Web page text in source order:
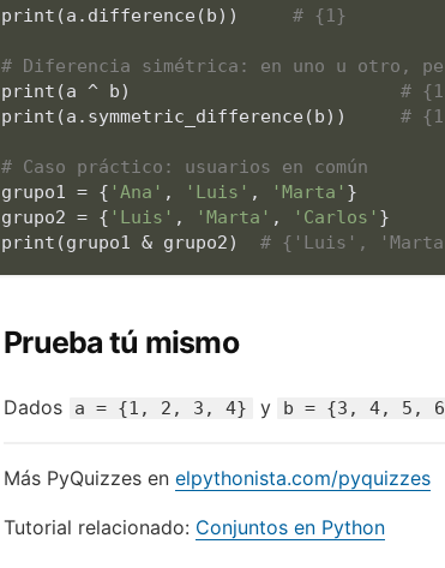
print (a.difference(b)) # {1}
# Diferencia simétrica: en uno u otro,
print (a ^ b) #
print (a.symmetric_difference(b)) #
# Caso práctico: usuarios en común
grupo1 = { 'Ana' , 'Luis' , 'Marta' }
grupo2 = { 'Luis' , 'Marta' , 'Carlos'
print (grupo1 & grupo2) # {'Luis',
Prueba tú mismo
Dados a = {1, 2, 3, 4} y b = {3, 4, 5,
Más PyQuizzes en elpythonista.com/pyquizzes
Tutorial relacionado: Conjuntos en Python